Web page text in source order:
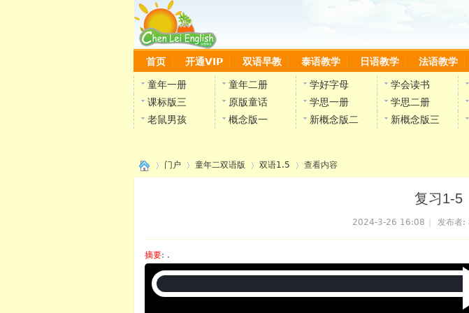
首页 开通VIP 双语早教 泰语教学 日语教学 法语教学
童年一册 童年二册 学好字母 学会读书
课标版三
原版童话 学思一册 学思二册
老鼠男孩
概念版一 新概念版二 新概念版三
陈雷
门户 童年二双语版 双语1.5 查看内容
复习1-5
2024-3-26 16:08 发布者:
摘要: .